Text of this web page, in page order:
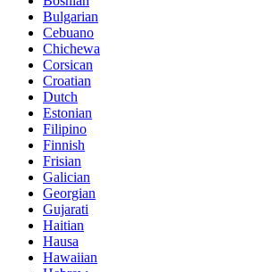
Bulgarian
Cebuano
Chichewa
Corsican
Croatian
Dutch
Estonian
Filipino
Finnish
Frisian
Galician
Georgian
Gujarati
Haitian
Hausa
Hawaiian